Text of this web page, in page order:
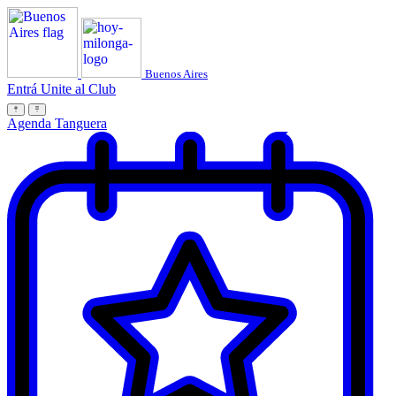
Buenos Aires
Entrá Unite al Club
Agenda Tanguera